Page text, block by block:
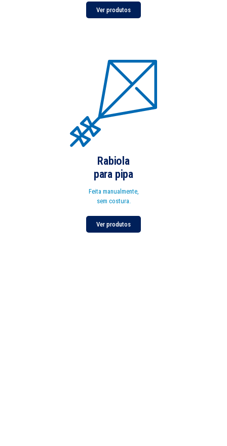
Ver produtos
Rabiola
para pipa
Feita manualmente,
sem costura.
Ver produtos